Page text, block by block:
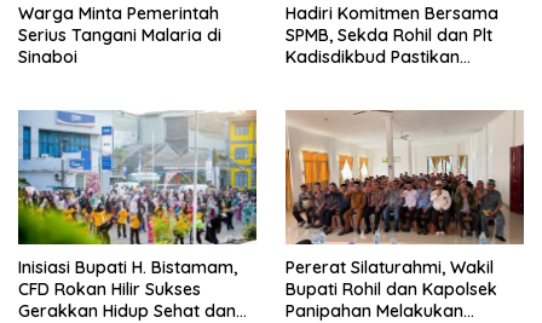
Warga Minta Pemerintah
Serius Tangani Malaria di
Sinaboi
Hadiri Komitmen Bersama
SPMB, Sekda Rohil dan Plt
Kadisdikbud Pastikan
Inisiasi Bupati H. Bistamam,
CFD Rokan Hilir Sukses
Gerakkan Hidup Sehat dan
Pererat Silaturahmi, Wakil
Bupati Rohil dan Kapolsek
Panipahan Melakukan